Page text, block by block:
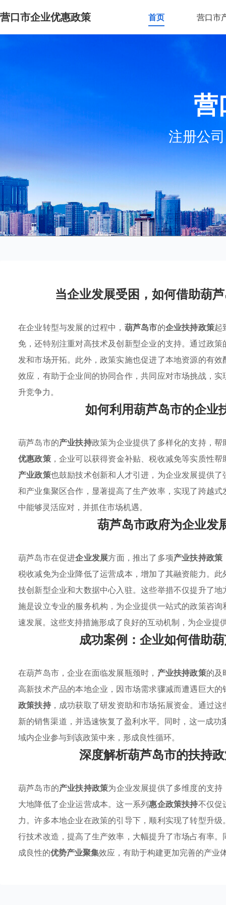
营口市企业优惠政策 首页 营口市
营
注册公
当企业发展受困，如何借助葫
在企业转型与发展的过程中， 葫芦岛市的企业扶持政策起
免，还特别注重对高技术及创新型企业的支持。通过政
发和市场开拓。此外，政策实施也促进了本地资源的有
效应，有助于企业间的协同合作，共同应对市场挑战，
升竞争力。
如何利用葫芦岛市的企业
葫芦岛市的产业扶持政策为企业提供了多样化的支持，
优惠政策，企业可以获得资金补贴、税收减免等实质性
产业政策也鼓励技术创新和人才引进，为企业发展提供
和产业集聚区合作，显著提高了生产效率，实现了跨越
中能够灵活应对，并抓住市场机遇。
葫芦岛市政府为企业发
葫芦岛市在促进企业发展方面，推出了多项产业扶持政策
税收减免为企业降低了运营成本，增加了其融资能力。此
技创新型企业和大数据中心入驻。这些举措不仅提升了
施是设立专业的服务机构，为企业提供一站式的政策咨
速发展。这些支持措施形成了良好的互动机制，为企业提
成功案例：企业如何借助
在葫芦岛市，企业在面临发展瓶颈时， 产业扶持政策的及
高新技术产品的本地企业，因市场需求骤减而遭遇巨大
政策扶持，成功获取了研发资助和市场拓展资金。通过
新的销售渠道，并迅速恢复了盈利水平。同时，这一成
域内企业参与到该政策中来，形成良性循环。
深度解析葫芦岛市的扶持
葫芦岛市的产业扶持政策为企业发展提供了多维度的支
大地降低了企业运营成本。这一系列惠企政策扶持不仅促
力。许多本地企业在政策的引导下，顺利实现了转型升
行技术改造，提高了生产效率，大幅提升了市场占有率
成良性的优势产业聚集效应，有助于构建更加完善的产业